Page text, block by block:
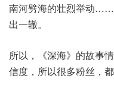
南河劈海的壮烈举动……
出一辙。
所以，《深海》的故事
信度，所以很多粉丝，